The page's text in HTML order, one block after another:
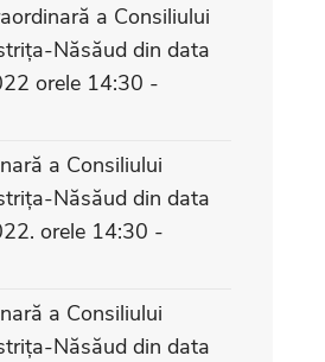
a Consiliului
Năsăud din data
orele 14:30 -
a Consiliului
Năsăud din data
orele 14:30 -
a Consiliului
Năsăud din data